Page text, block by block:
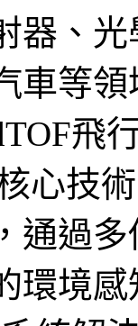
器、
車等
飛
心技
通過
環境